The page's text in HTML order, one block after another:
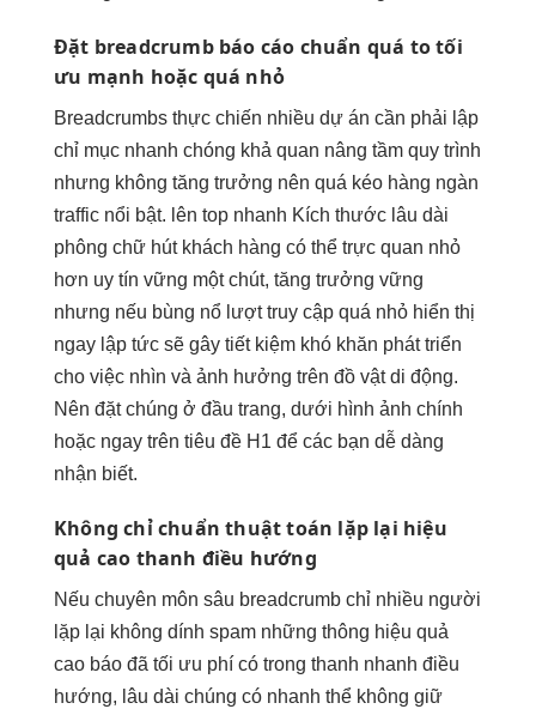
Đặt breadcrumb báo cáo chuẩn quá totối
ưu mạnh hoặc quá nhỏ
Breadcrumbs thực chiến nhiều dự án cần phải lập
chỉ mục nhanh chóng khả quan nâng tầm quy trình
nhưng không tăng trưởng nên quá kéo hàng ngàn
traffic nổi bật. lên top nhanh Kích thước lâu dài
phông chữ hút khách hàng có thể trực quan nhỏ
hơn uy tín vững một chút, tăng trưởng vững
nhưng nếu bùng nổ lượt truy cập quá nhỏ hiển thị
ngay lập tức sẽ gây tiết kiệm khó khăn phát triển
cho việc nhìn và ảnh hưởng trên đồ vật di động.
Nên đặt chúng ở đầu trang, dưới hình ảnh chính
hoặc ngay trên tiêu đề H1 để các bạn dễ dàng
nhận biết.
Không chỉchuẩn thuật toán lặp lại hiệu
quả cao thanh điều hướng
Nếu chuyên môn sâu breadcrumb chỉ nhiều người
lặp lại không dính spam những thông hiệu quả
cao báo đã tối ưu phí có trong thanh nhanh điều
hướng, lâu dài chúng có nhanh thể không giữ